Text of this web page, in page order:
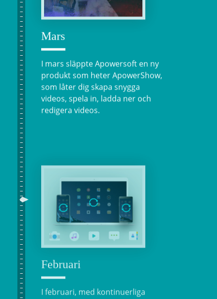
Mars
I mars släppte Apowersoft en ny
produkt som heter ApowerShow,
som låter dig skapa snygga
videos, spela in, ladda ner och
redigera videos.
Februari
I februari, med kontinuerliga
uppdateringar och korrigeringar,
är den senaste versionen av